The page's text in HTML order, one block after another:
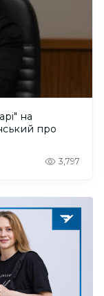
на
про
3,797